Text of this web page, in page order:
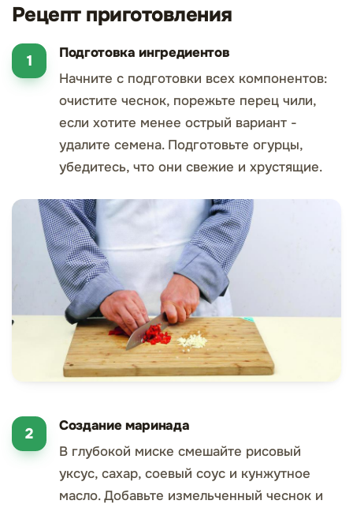
Рецепт приготовления
Подготовка ингредиентов
Начните с подготовки всех компонентов:
очистите чеснок, порежьте перец чили,
если хотите менее острый вариант -
удалите семена. Подготовьте огурцы,
убедитесь, что они свежие и хрустящие.
Создание маринада
В глубокой миске смешайте рисовый
уксус, сахар, соевый соус и кунжутное
масло. Добавьте измельченный чеснок и